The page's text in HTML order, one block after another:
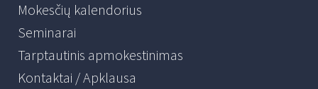
Mokesčių kalendorius
Seminarai
Tarptautinis apmokestinimas
Kontaktai / Apklausa